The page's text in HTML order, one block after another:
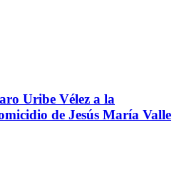
Uribe Vélez a la
de Jesús María Valle